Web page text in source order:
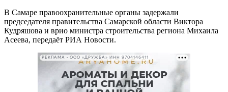
В Самаре правоохранительные органы задержали
председателя правительства Самарской области Виктора
Кудряшова и врио министра строительства региона Михаила
Асеева, передаёт РИА Новости.
РЕКЛАМА • ООО «ДРУЖБА» ИНН 9704146411